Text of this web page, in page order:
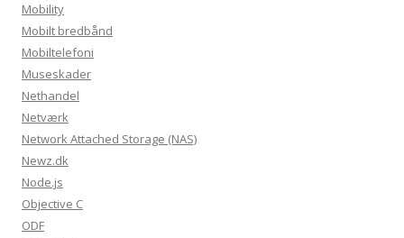
Mobility
Mobilt bredbånd
Mobiltelefoni
Museskader
Nethandel
Netværk
Network Attached Storage (NAS)
Newz.dk
Node.js
Objective C
ODF